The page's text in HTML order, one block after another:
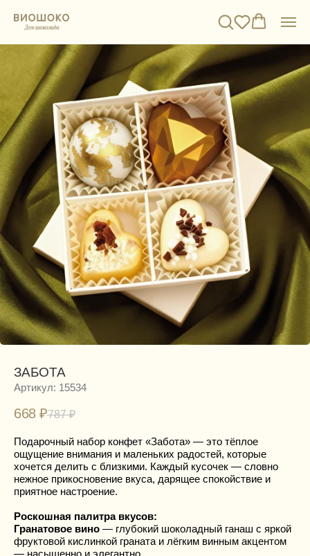
ЗАБОТА
Артикул: 15534
668 ₽787 ₽
Подарочный набор конфет «Забота» — это тёплое
ощущение внимания и маленьких радостей, которые
хочется делить с близкими. Каждый кусочек — словно
нежное прикосновение вкуса, дарящее спокойствие и
приятное настроение.
Роскошная палитра вкусов:
Гранатовое вино — глубокий шоколадный ганаш с яркой
фруктовой кислинкой граната и лёгким винным акцентом
— насыщенно и элегантно.